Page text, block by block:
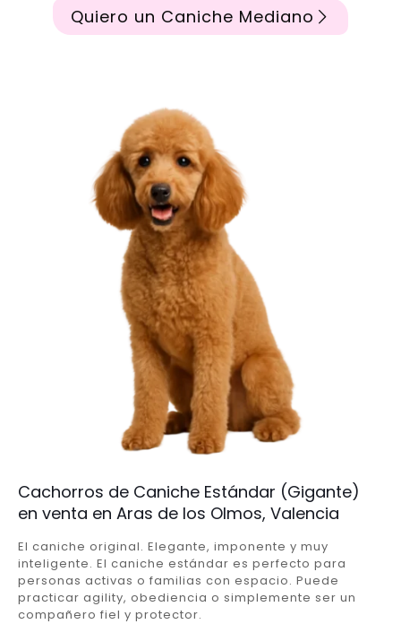
Quiero un Caniche Mediano
Cachorros de Caniche Estándar (Gigante)
en venta en Aras de los Olmos, Valencia
El caniche original. Elegante, imponente y muy
inteligente. El caniche estándar es perfecto para
personas activas o familias con espacio. Puede
practicar agility, obediencia o simplemente ser un
compañero fiel y protector.